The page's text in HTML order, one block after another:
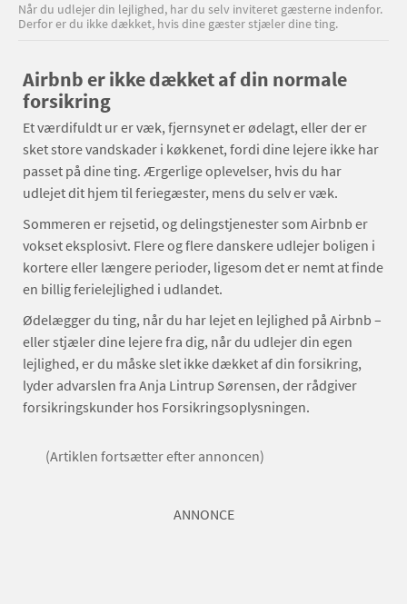
Når du udlejer din lejlighed, har du selv inviteret gæsterne indenfor.
Derfor er du ikke dækket, hvis dine gæster stjæler dine ting.
Airbnb er ikke dækket af din normale
forsikring
Et værdifuldt ur er væk, fjernsynet er ødelagt, eller der er
sket store vandskader i køkkenet, fordi dine lejere ikke har
passet på dine ting. Ærgerlige oplevelser, hvis du har
udlejet dit hjem til feriegæster, mens du selv er væk.
Sommeren er rejsetid, og delingstjenester som Airbnb er
vokset eksplosivt. Flere og flere danskere udlejer boligen i
kortere eller længere perioder, ligesom det er nemt at finde
en billig ferielejlighed i udlandet.
Ødelægger du ting, når du har lejet en lejlighed på Airbnb –
eller stjæler dine lejere fra dig, når du udlejer din egen
lejlighed, er du måske slet ikke dækket af din forsikring,
lyder advarslen fra Anja Lintrup Sørensen, der rådgiver
forsikringskunder hos Forsikringsoplysningen.
(Artiklen fortsætter efter annoncen)
ANNONCE